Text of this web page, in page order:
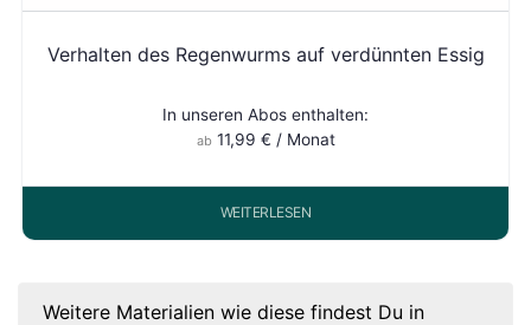
Verhalten des Regenwurms auf verdünnten Essig
In unseren Abos enthalten:
ab 11,99 € / Monat
WEITERLESEN
Weitere Materialien wie diese findest Du in